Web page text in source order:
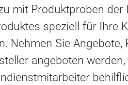
mit Produktproben
speziell für Ihre
Nehmen Sie
angeboten